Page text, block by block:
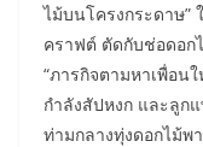
ไม้บนโครงกระดาษ
คราฟต์ ตัดกับช่อดอก
“ภารกิจตามหาเพื่อน
กำลังสัปหงก และลูก
ท่ามกลางทุ่งดอกไม้พ